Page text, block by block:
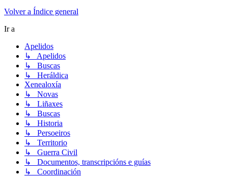
Volver a Índice general
Ir a
Apelidos
↳ Apelidos
↳ Buscas
↳ Heráldica
Xenealoxía
↳ Novas
↳ Liñaxes
↳ Buscas
↳ Historia
↳ Persoeiros
↳ Territorio
↳ Guerra Civil
↳ Documentos, transcripcións e guías
↳ Coordinación